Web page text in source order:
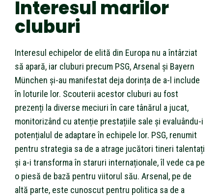
Interesul marilor
cluburi
Interesul echipelor de elită din Europa nu a întârziat
să apară, iar cluburi precum PSG, Arsenal și Bayern
München și-au manifestat deja dorința de a-l include
în loturile lor. Scouterii acestor cluburi au fost
prezenți la diverse meciuri în care tânărul a jucat,
monitorizând cu atenție prestațiile sale și evaluându-i
potențialul de adaptare în echipele lor. PSG, renumit
pentru strategia sa de a atrage jucători tineri talentați
și a-i transforma în staruri internaționale, îl vede ca pe
o piesă de bază pentru viitorul său. Arsenal, pe de
altă parte, este cunoscut pentru politica sa de a